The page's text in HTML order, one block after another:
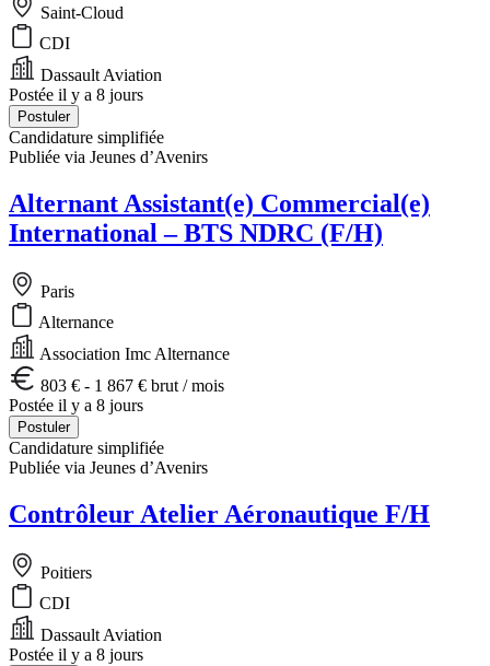
Saint-Cloud
CDI
Dassault Aviation
Postée il y a 8 jours
Postuler
Candidature simplifiée
Publiée via Jeunes d’Avenirs
Alternant Assistant(e) Commercial(e)
International – BTS NDRC (F/H)
Paris
Alternance
Association Imc Alternance
803 € - 1 867 € brut / mois
Postée il y a 8 jours
Postuler
Candidature simplifiée
Publiée via Jeunes d’Avenirs
Contrôleur Atelier Aéronautique F/H
Poitiers
CDI
Dassault Aviation
Postée il y a 8 jours